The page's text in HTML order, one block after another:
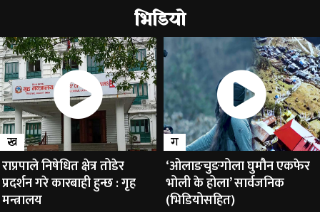
भिडियो
ख
राप्रपाले निषेधित क्षेत्र तोडेर
प्रदर्शन गरे कारबाही हुन्छ : गृह
मन्त्रालय
ग
‘ओलाङचुङगोला घुमौन एकफेर
भोली के होला’ सार्वजनिक
(भिडियोसहित)